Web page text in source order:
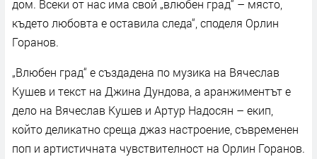
дом. Всеки от нас има свой „влюбен град“ – място,
където любовта е оставила следа“, споделя Орлин
Горанов.
„Влюбен град“ е създадена по музика на Вячеслав
Кушев и текст на Джина Дундова, а аранжиментът е
дело на Вячеслав Кушев и Артур Надосян – екип,
който деликатно среща джаз настроение, съвременен
поп и артистичната чувствителност на Орлин Горанов.